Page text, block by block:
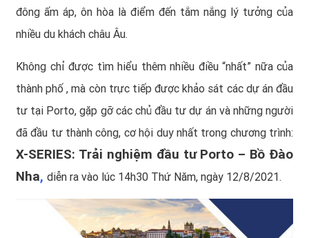
đông ấm áp, ôn hòa là điểm đến tắm nắng lý tưởng của
nhiều du khách châu Âu.
Không chỉ được tìm hiểu thêm nhiều điều “nhất” nữa của
thành phố , mà còn trực tiếp được khảo sát các dự án đầu
tư tại Porto, gặp gỡ các chủ đầu tư dự án và những người
đã đầu tư thành công, cơ hội duy nhất trong chương trình:
X-SERIES: Trải nghiệm đầu tư Porto – Bồ Đào
Nha, diễn ra vào lúc 14h30 Thứ Năm, ngày 12/8/2021.